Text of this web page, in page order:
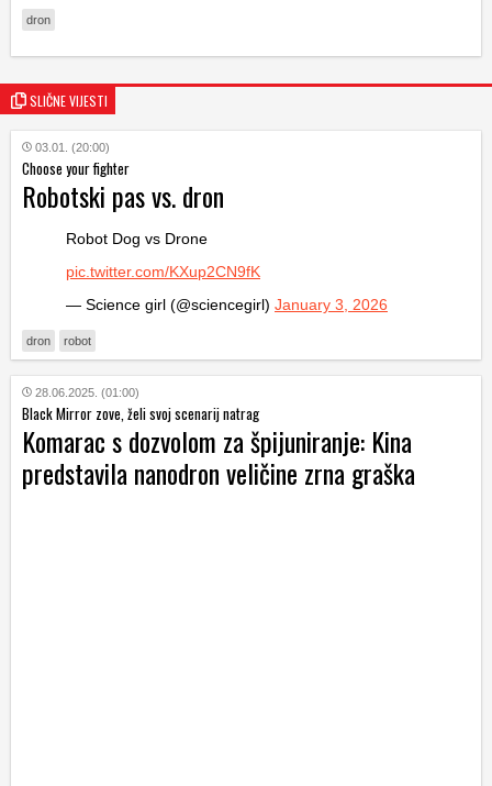
dron
SLIČNE VIJESTI
03.01. (20:00)
Choose your fighter
Robotski pas vs. dron
Robot Dog vs Drone
pic.twitter.com/KXup2CN9fK
— Science girl (@sciencegirl) January 3, 2026
dron robot
28.06.2025. (01:00)
Black Mirror zove, želi svoj scenarij natrag
Komarac s dozvolom za špijuniranje: Kina
predstavila nanodron veličine zrna graška